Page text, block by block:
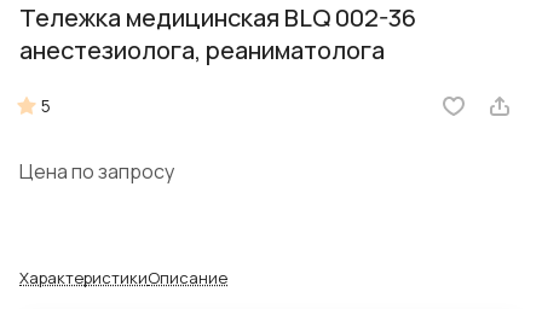
Тележка медицинская BLQ 002-36
анестезиолога, реаниматолога
5
Цена по запросу
ХарактеристикиОписание